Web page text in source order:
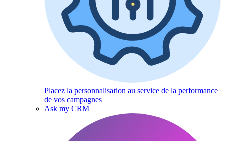
Placez la personnalisation au service de la performance
de vos campagnes
Ask my CRM